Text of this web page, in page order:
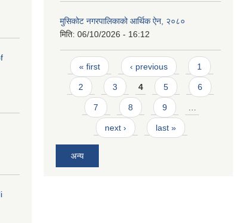
मुसिकोट नगरपालिकाको आर्थिक ऐन, २०८०
मिति: 06/10/2026 - 16:12
Pages
« first ‹ previous 1
2 3 4 5 6
7 8 9 …
next › last »
अन्य